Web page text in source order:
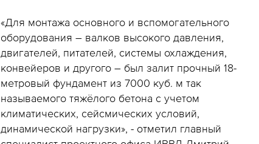
«Для монтажа основного и вспомогательного
оборудования – валков высокого давления,
двигателей, питателей, системы охлаждения,
конвейеров и другого – был залит прочный 18-
метровый фундамент из 7000 куб. м так
называемого тяжёлого бетона с учетом
климатических, сейсмических условий,
динамической нагрузки», - отметил главный